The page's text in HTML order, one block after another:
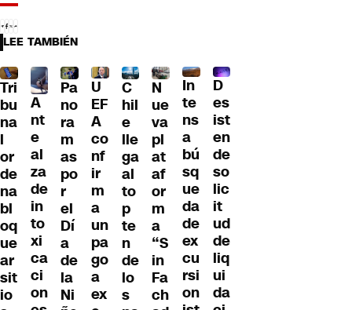
LEE TAMBIÉN
Tri
bu
na
l
or
de
na
bl
oq
ue
ar
sit
io
A
nt
e
al
za
de
in
to
xi
ca
ci
on
Pa
no
ra
m
as
po
r
el
Dí
a
de
la
Ni
U
EF
A
co
nf
ir
m
a
un
pa
go
a
ex
C
hil
e
lle
ga
al
to
p
te
n
de
lo
s
N
ue
va
pl
at
af
or
m
a
“S
in
Fa
ch
In
te
ns
a
bú
sq
ue
da
de
ex
cu
rsi
on
D
es
ist
en
de
so
lic
it
ud
de
liq
ui
da